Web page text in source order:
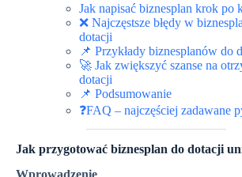
Jak napisać biznesplan krok po
❌ Najczęstsze błędy w
dotacji
📌 Przykłady biznesplanów do
🚀 Jak zwiększyć szanse na
dotacji
📌 Podsumowanie
❓FAQ – najczęściej zadawane
Jak przygotować biznesplan do dotacji